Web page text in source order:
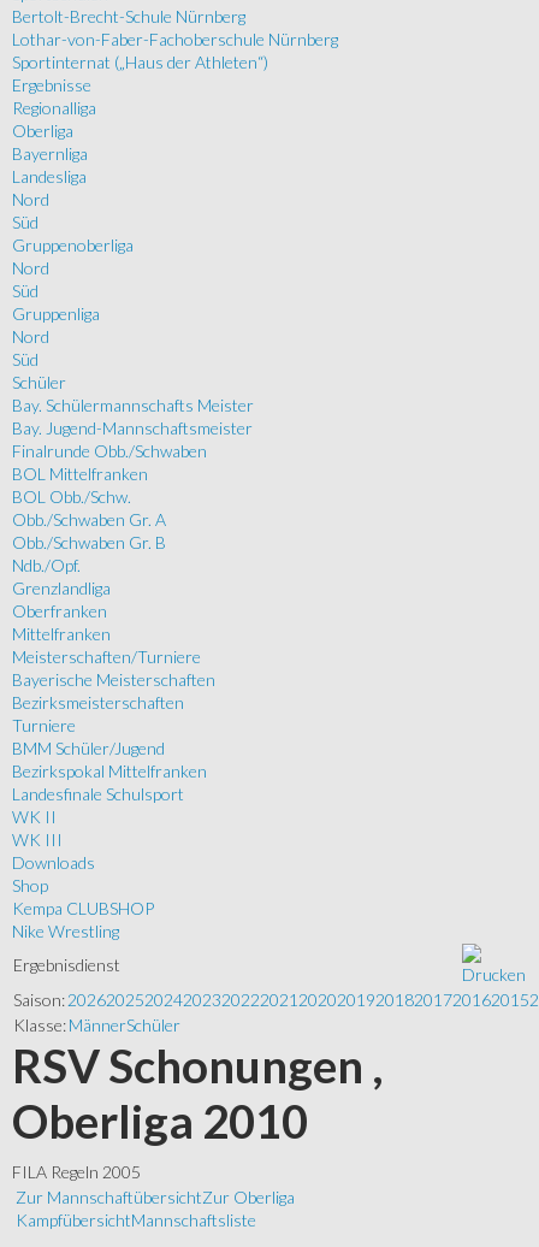
Bertolt-Brecht-Schule Nürnberg
Lothar-von-Faber-Fachoberschule Nürnberg
Sportinternat („Haus der Athleten“)
Ergebnisse
Regionalliga
Oberliga
Bayernliga
Landesliga
Nord
Süd
Gruppenoberliga
Nord
Süd
Gruppenliga
Nord
Süd
Schüler
Bay. Schülermannschafts Meister
Bay. Jugend-Mannschaftsmeister
Finalrunde Obb./Schwaben
BOL Mittelfranken
BOL Obb./Schw.
Obb./Schwaben Gr. A
Obb./Schwaben Gr. B
Ndb./Opf.
Grenzlandliga
Oberfranken
Mittelfranken
Meisterschaften/Turniere
Bayerische Meisterschaften
Bezirksmeisterschaften
Turniere
BMM Schüler/Jugend
Bezirkspokal Mittelfranken
Landesfinale Schulsport
WK II
WK III
Downloads
Shop
Kempa CLUBSHOP
Nike Wrestling
Ergebnisdienst
Saison:202620252024202320222021 202020192018201720162015
Klasse:MännerSchüler
RSV Schonungen ,
Oberliga 2010
FILA Regeln 2005
Zur MannschaftübersichtZur Oberliga
KampfübersichtMannschaftsliste